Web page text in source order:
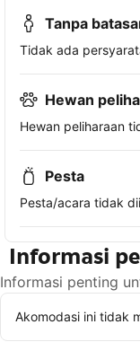
Tanpa
Tidak ada
Hewan
Hewan peliharaan
Pesta
Pesta/acara tidak
Informasi
Informasi penting
Akomodasi ini tidak